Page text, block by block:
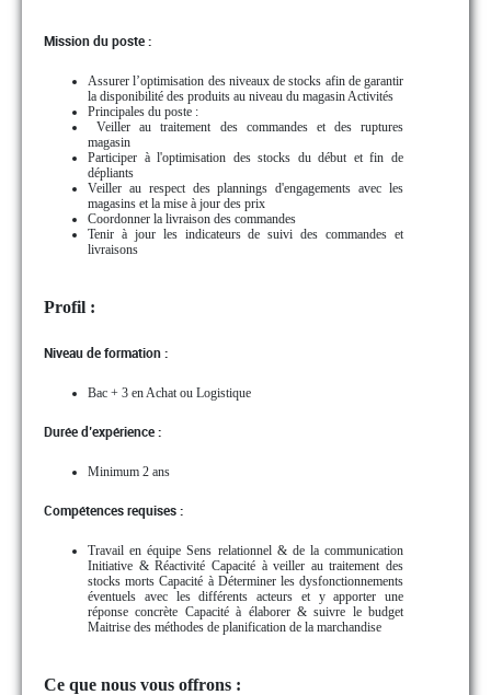
Mission du poste :
Assurer l’optimisation des niveaux de stocks afin de garantir
la disponibilité des produits au niveau du magasin Activités
Principales du poste :
Veiller au traitement des commandes et des ruptures
magasin
Participer à l'optimisation des stocks du début et fin de
dépliants
Veiller au respect des plannings d'engagements avec les
magasins et la mise à jour des prix
Coordonner la livraison des commandes
Tenir à jour les indicateurs de suivi des commandes et
livraisons
Profil :
Niveau de formation :
Bac + 3 en Achat ou Logistique
Durée d’expérience :
Minimum 2 ans
Compétences requises :
Travail en équipe Sens relationnel & de la communication
Initiative & Réactivité Capacité à veiller au traitement des
stocks morts Capacité à Déterminer les dysfonctionnements
éventuels avec les différents acteurs et y apporter une
réponse concrète Capacité à élaborer & suivre le budget
Maitrise des méthodes de planification de la marchandise
Ce que nous vous offrons :